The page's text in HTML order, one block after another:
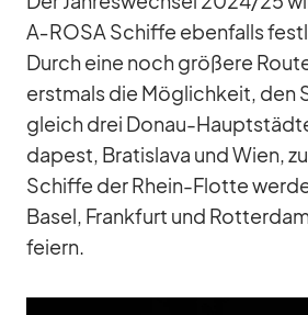
A‑ROSA Schiffe eben­falls
Durch eine noch grö­ßere
erst­mals die Mög­lich­keit, den
gleich drei Do­nau-
da­pest, Bra­tis­lava und Wien,
Schiffe der Rhein-Flotte
Ba­sel, Frank­furt und
fei­ern.